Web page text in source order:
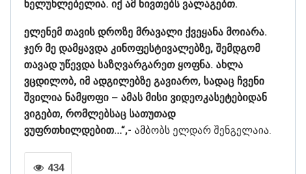
ხელუხლებელია. იქ ამ ნივთებს ვალაგებთ.
ელენემ თავის დროზე მრავალი ქვეყანა მოიარა.
ჯერ მე დამყავდა კინოფესტივალებზე, შემდგომ
თავად უწევდა საზღვარგარეთ ყოფნა. ახლა
ვცდილობ, იმ ადგილებზე გავიარო, სადაც ჩვენი
შვილია ნამყოფი – ამას მისი ვიდეოკასეტებიდან
ვიგებთ, რომლებსაც სათუთად
ვუფრთხილდებით…“,- ამბობს ელდარ შენგელაია.
434